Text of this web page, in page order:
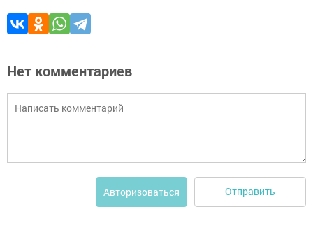
Нет комментариев
Авторизоваться Отправить